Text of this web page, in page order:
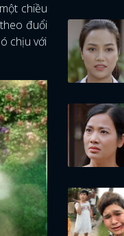
chiều
đuổi
chịu với